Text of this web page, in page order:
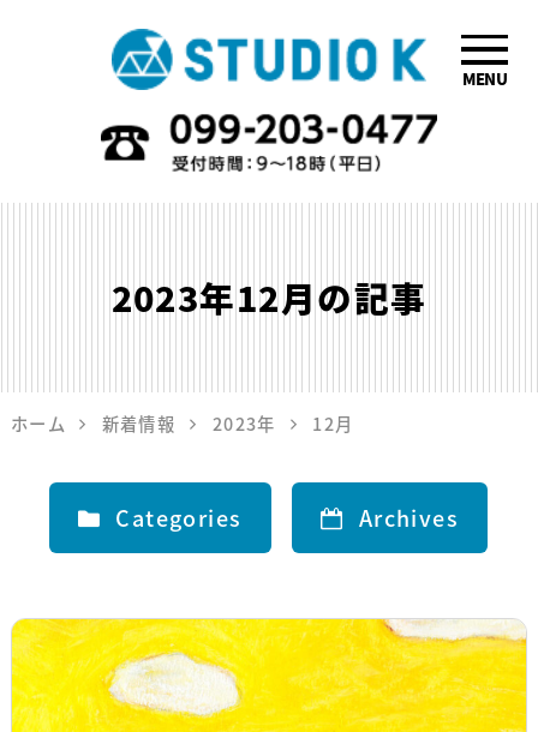
鹿児島のデザイ
ン会社STUDIO
MENU
2023年12月の記事
ホーム 新着情報 2023年 12月
Categories Archives